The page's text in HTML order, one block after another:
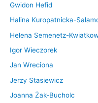
Gwidon Hefid
Halina Kuropatnicka-
Helena Semenetz-
Igor Wieczorek
Jan Wreciona
Jerzy Stasiewicz
Joanna Żak-Bucholc